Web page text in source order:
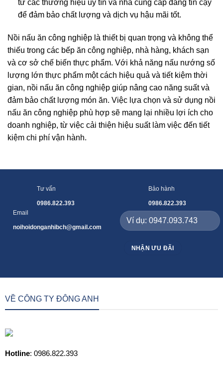
từ các thương hiệu uy tín và nhà cung cấp đáng tin cậy
để đảm bảo chất lượng và dịch vụ hậu mãi tốt.
Nồi nấu ăn công nghiệp là thiết bị quan trọng và không thể
thiếu trong các bếp ăn công nghiệp, nhà hàng, khách sạn
và cơ sở chế biến thực phẩm. Với khả năng nấu nướng số
lượng lớn thực phẩm một cách hiệu quả và tiết kiệm thời
gian, nồi nấu ăn công nghiệp giúp nâng cao năng suất và
đảm bảo chất lượng món ăn. Việc lựa chọn và sử dụng nồi
nấu ăn công nghiệp phù hợp sẽ mang lại nhiều lợi ích cho
doanh nghiệp, từ việc cải thiện hiệu suất làm việc đến tiết
kiệm chi phí vận hành.
Tư vấn
0986.822.393
Bảo hành
0986.822.393
Email
noihoidonganhibch@gmail.com
VỀ CÔNG TY ĐÔNG ANH
Hotline: 0986.822.393